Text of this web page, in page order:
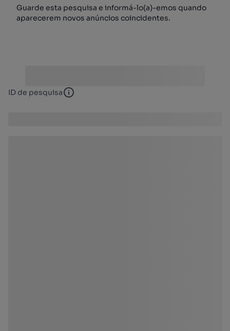
Guarde esta pesquisa e informá-lo(a)-emos quando
aparecerem novos anúncios coincidentes.
ID de pesquisa ID de pesquisa